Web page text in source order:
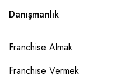
Danışmanlık
Franchise Almak
Franchise Vermek